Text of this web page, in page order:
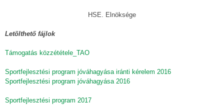
HSE. Elnöksége
Letölthető fájlok
Támogatás közzététele_TAO
Sportfejlesztési program jóváhagyása iránti kérelem 2016
Sportfejlesztési program jóváhagyása 2016
Sportfejlesztési program 2017